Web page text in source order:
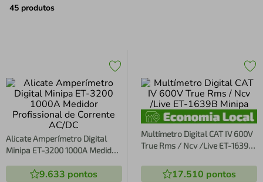
45 produtos
Alicate Amperímetro Digital
Minipa ET-3200 1000A Medidor
9.633 pontos
Multímetro Digital CAT IV 600V
True Rms / Ncv /Live ET-1639B
17.510 pontos
4º air fryer